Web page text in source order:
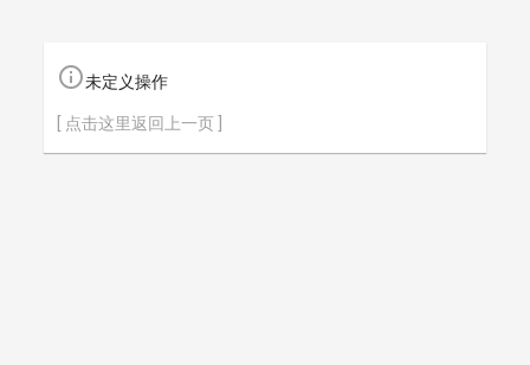
未定义操作
[ 点击这里返回上一页 ]